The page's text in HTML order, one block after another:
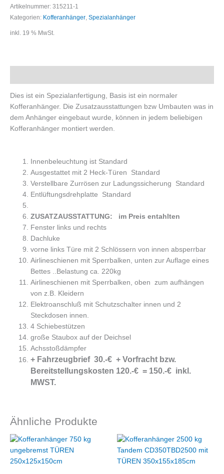
Artikelnummer: 315211-1
Kategorien: Kofferanhänger Spezialanhänger
inkl. 19 % MwSt.
Dies ist ein Spezialanfertigung, Basis ist ein normaler
Kofferanhänger. Die Zusatzausstattungen bzw Umbauten was in
dem Anhänger eingebaut wurde, können in jedem beliebigen
Kofferanhänger montiert werden.
Innenbeleuchtung ist Standard
Ausgestattet mit 2 Heck-Türen Standard
Verstellbare Zurrösen zur Ladungssicherung Standard
Entlüftungsdrehplatte Standard
ZUSATZAUSSTATTUNG: im Preis entahlten
Fenster links und rechts
Dachluke
vorne links Türe mit 2 Schlössern von innen absperrbar
Airlineschienen mit Sperrbalken, unten zur Auflage eines
Bettes ..Belastung ca. 220kg
Airlineschienen mit Sperrbalken, oben zum aufhängen
von z.B. Kleidern
Elektroanschluß mit Schutzschalter innen und 2
Steckdosen innen.
4 Schiebestützen
große Staubox auf der Deichsel
Achsstoßdämpfer
+ Fahrzeugbrief 30.-€ + Vorfracht bzw.
Bereitstellungskosten 120.-€ = 150.-€ inkl.
MWST.
Ähnliche Produkte
Ursprünglicher
war:
6.438,07 €
Aktueller
ist:
6.321,28 €.